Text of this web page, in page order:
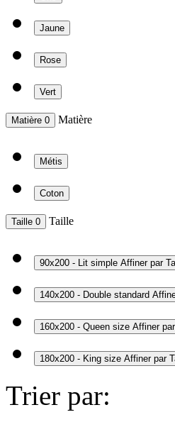
Jaune
Rose
Vert
Matière 0 Matière
Métis
Coton
Taille 0 Taille
90x200 - Lit simple Affiner par
140x200 - Double standard
160x200 - Queen size Affiner
180x200 - King size Affiner par
Trier par: